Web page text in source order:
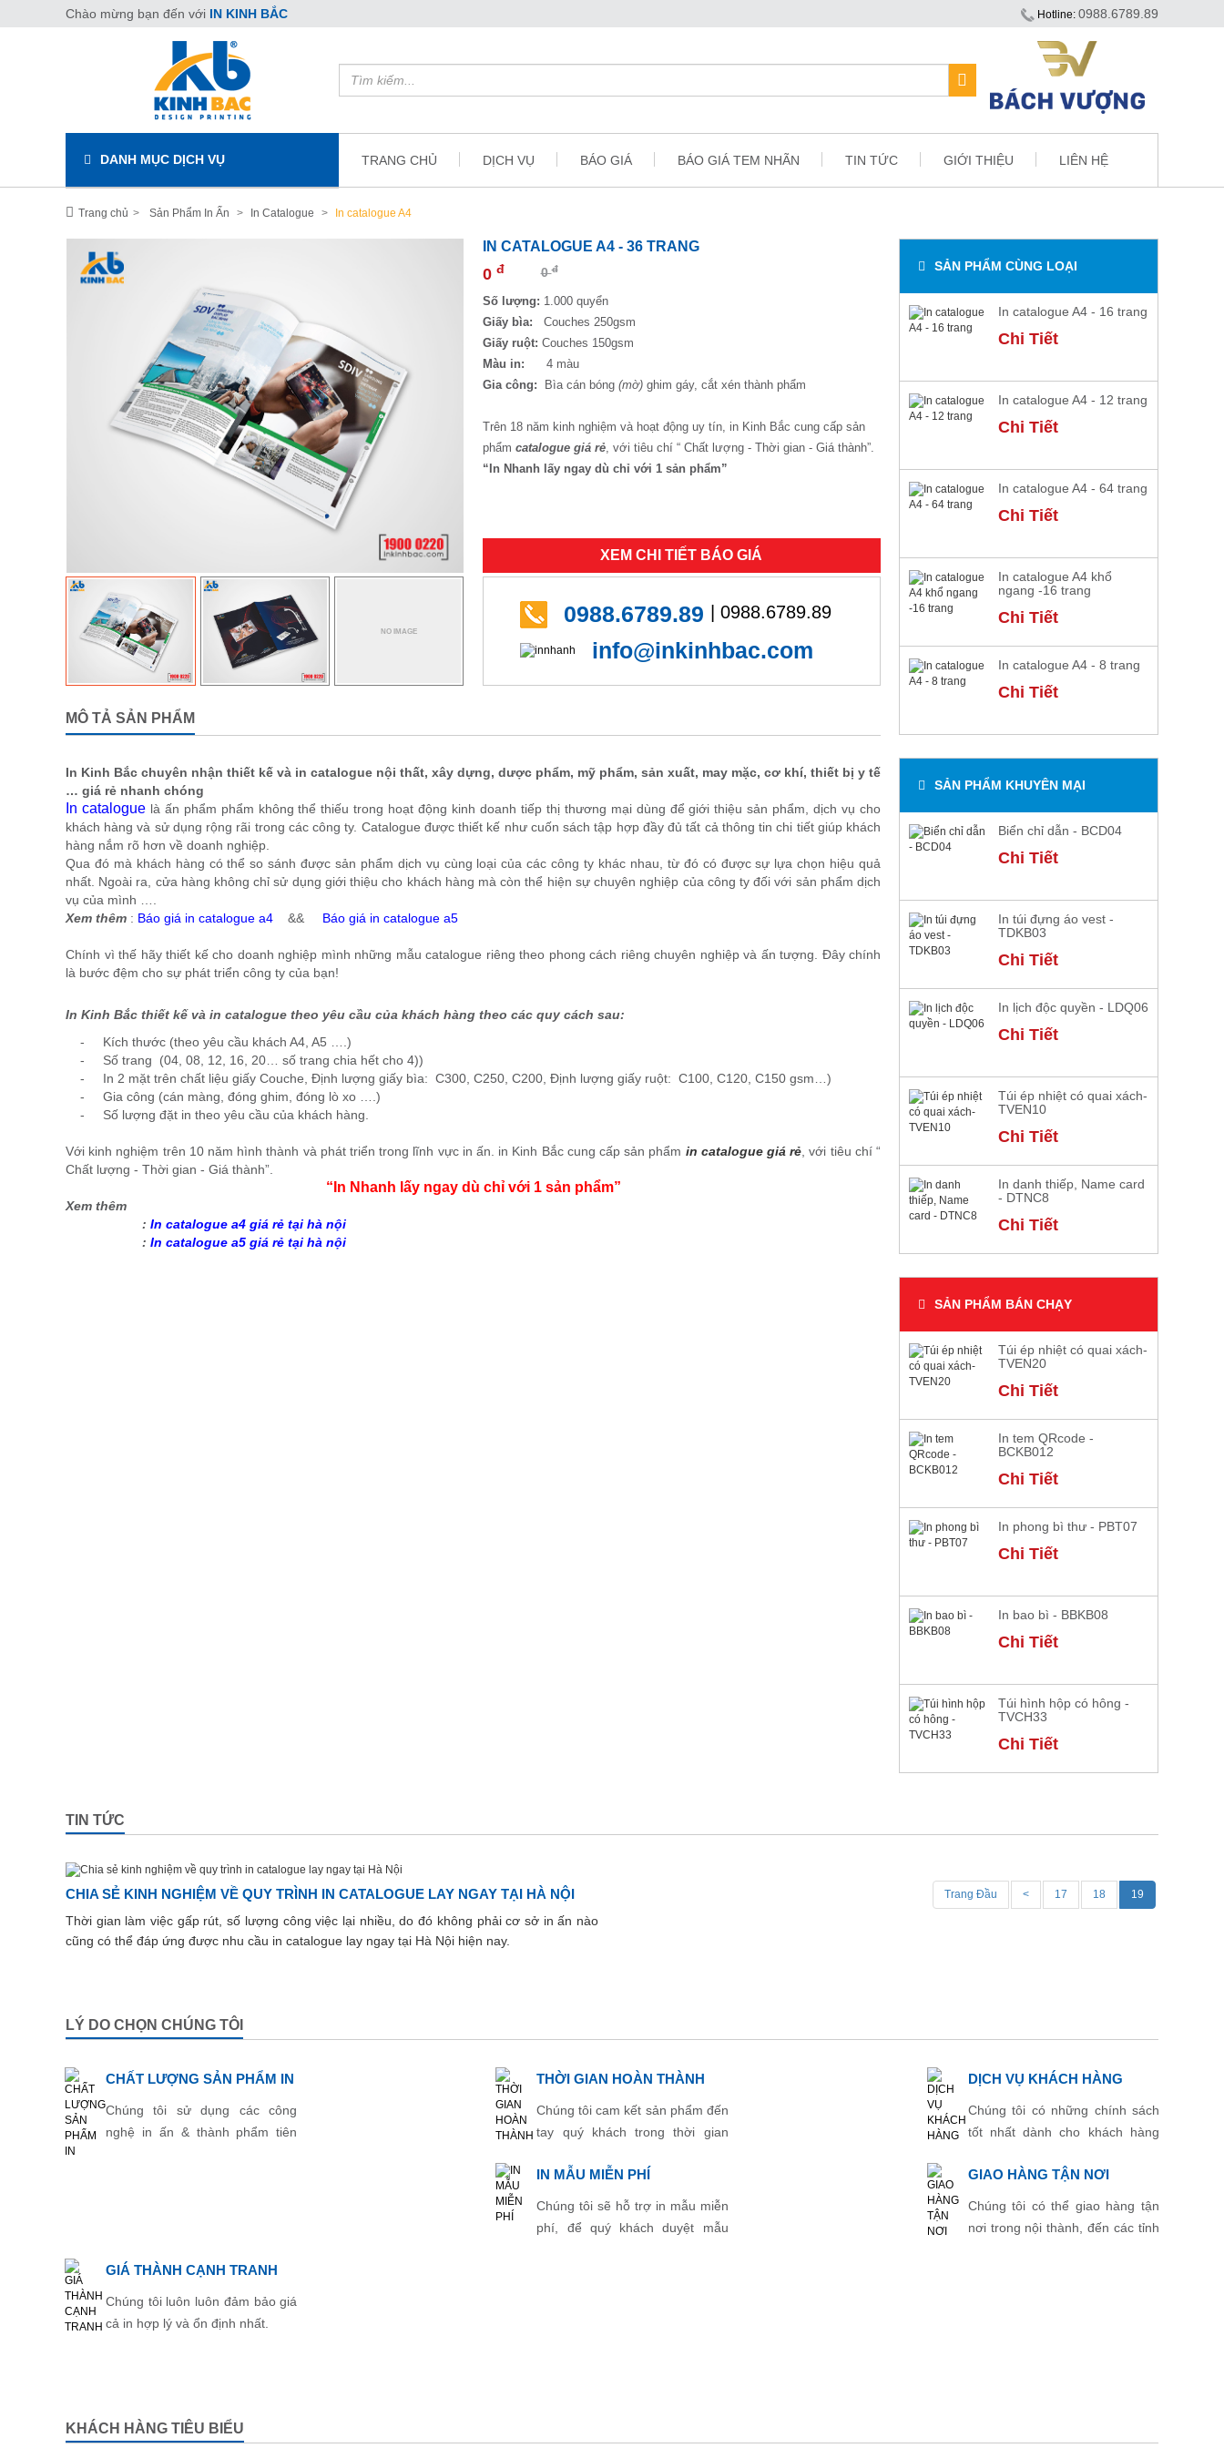
Chào mừng bạn đến với IN KINH BẮC Hotline: 0988.6789.89
DANH MỤC DỊCH VỤ TRANG CHỦ DỊCH VỤ BÁO GIÁ BÁO GIÁ TEM NHÃN TIN TỨC GIỚI THIỆU LIÊN HỆ
Trang chủ Sản Phẩm In Ấn In Catalogue In catalogue A4
IN CATALOGUE A4 - 36 TRANG
0 đ 0đ
Số lượng: 1.000 quyển
Giấy bìa: Couches 250gsm
Giấy ruột: Couches 150gsm
Màu in: 4 màu
Gia công: Bìa cán bóng (mờ) ghim gáy, cắt xén thành phẩm
Trên 18 năm kinh nghiệm và hoạt động uy tín, in Kinh Bắc cung cấp sản
phẩm catalogue giá rẻ, với tiêu chí “ Chất lượng - Thời gian - Giá thành”.
“In Nhanh lấy ngay dù chỉ với 1 sản phẩm”
XEM CHI TIẾT BÁO GIÁ
0988.6789.89 | 0988.6789.89
info@inkinhbac.com
MÔ TẢ SẢN PHẨM
In Kinh Bắc chuyên nhận thiết kế và in catalogue nội thất, xây dựng, dược phẩm, mỹ phẩm, sản xuất, may mặc, cơ khí, thiết bị y tế
… giá rẻ nhanh chóng
In cataloguelà ấn phẩm phẩm không thể thiếu trong hoạt động kinh doanh tiếp thị thương mại dùng để giới thiệu sản phẩm, dịch vụ cho
khách hàng và sử dụng rộng rãi trong các công ty. Catalogue được thiết kế như cuốn sách tập hợp đầy đủ tất cả thông tin chi tiết giúp khách
hàng nắm rõ hơn về doanh nghiệp.
Qua đó mà khách hàng có thể so sánh được sản phẩm dịch vụ cùng loại của các công ty khác nhau, từ đó có được sự lựa chọn hiệu quả
nhất. Ngoài ra, cửa hàng không chỉ sử dụng giới thiệu cho khách hàng mà còn thể hiện sự chuyên nghiệp của công ty đối với sản phẩm dịch
vụ của mình ….
Xem thêm : Báo giá in catalogue a4 && Báo giá in catalogue a5
Chính vì thế hãy thiết kế cho doanh nghiệp mình những mẫu catalogue riêng theo phong cách riêng chuyên nghiệp và ấn tượng. Đây chính
là bước đệm cho sự phát triển công ty của bạn!
In Kinh Bắc thiết kế và in catalogue theo yêu cầu của khách hàng theo các quy cách sau:
- Kích thước (theo yêu cầu khách A4, A5 ….)
- Số trang (04, 08, 12, 16, 20… số trang chia hết cho 4))
- In 2 mặt trên chất liệu giấy Couche, Định lượng giấy bìa: C300, C250, C200, Định lượng giấy ruột: C100, C120, C150 gsm…)
- Gia công (cán màng, đóng ghim, đóng lò xo ….)
- Số lượng đặt in theo yêu cầu của khách hàng.
​Với kinh nghiệm trên 10 năm hình thành và phát triển trong lĩnh vực in ấn. in Kinh Bắc cung cấp sản phẩm in catalogue giá rẻ , với tiêu chí “
Chất lượng - Thời gian - Giá thành”.
“In Nhanh lấy ngay dù chỉ với 1 sản phẩm”
Xem thêm
: In catalogue a4 giá rẻ tại hà nội
: In catalogue a5 giá rẻ tại hà nội
SẢN PHẨM CÙNG LOẠI
In catalogue A4 - 16 trang
Chi Tiết
In catalogue A4 - 12 trang
Chi Tiết
In catalogue A4 - 64 trang
Chi Tiết
In catalogue A4 khổ
ngang -16 trang
Chi Tiết
In catalogue A4 - 8 trang
Chi Tiết
SẢN PHẨM KHUYÊN MẠI
Biển chỉ dẫn - BCD04
Chi Tiết
In túi đựng áo vest -
TDKB03
Chi Tiết
In lịch độc quyền - LDQ06
Chi Tiết
Túi ép nhiệt có quai xách-
TVEN10
Chi Tiết
In danh thiếp, Name card
- DTNC8
Chi Tiết
SẢN PHẨM BÁN CHẠY
Túi ép nhiệt có quai xách-
TVEN20
Chi Tiết
In tem QRcode -
BCKB012
Chi Tiết
In phong bì thư - PBT07
Chi Tiết
In bao bì - BBKB08
Chi Tiết
Túi hình hộp có hông -
TVCH33
Chi Tiết
TIN TỨC
CHIA SẺ KINH NGHIỆM VỀ QUY TRÌNH IN CATALOGUE LAY NGAY TẠI HÀ NỘI
Thời gian làm việc gấp rút, số lượng công việc lại nhiều, do đó không phải cơ sở in ấn nào
cũng có thể đáp ứng được nhu cầu in catalogue lay ngay tại Hà Nội hiện nay.
Trang Đầu < 17 18 19
LÝ DO CHỌN CHÚNG TÔI
CHẤT LƯỢNG SẢN PHẨM IN
Chúng tôi sử dụng các công
nghệ in ấn & thành phẩm tiên
THỜI GIAN HOÀN THÀNH
Chúng tôi cam kết sản phẩm đến
tay quý khách trong thời gian
DỊCH VỤ KHÁCH HÀNG
Chúng tôi có những chính sách
tốt nhất dành cho khách hàng
IN MẪU MIỄN PHÍ
Chúng tôi sẽ hỗ trợ in mẫu miễn
phí, để quý khách duyệt mẫu
GIAO HÀNG TẬN NƠI
Chúng tôi có thể giao hàng tận
nơi trong nội thành, đến các tỉnh
GIÁ THÀNH CẠNH TRANH
Chúng tôi luôn luôn đảm bảo giá
cả in hợp lý và ổn định nhất.
KHÁCH HÀNG TIÊU BIỂU